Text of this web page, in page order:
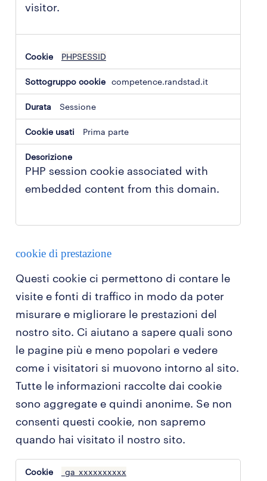
visitor.
PHPSESSID
competence.randstad.it
Sessione
Prima parte
PHP session cookie associated with
embedded content from this domain.
cookie di prestazione
Questi cookie ci permettono di contare le
visite e fonti di traffico in modo da poter
misurare e migliorare le prestazioni del
nostro sito. Ci aiutano a sapere quali sono
le pagine più e meno popolari e vedere
come i visitatori si muovono intorno al sito.
Tutte le informazioni raccolte dai cookie
sono aggregate e quindi anonime. Se non
consenti questi cookie, non sapremo
quando hai visitato il nostro sito.
_ga_xxxxxxxxxx